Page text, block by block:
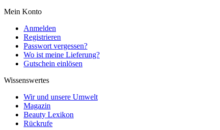
Mein Konto
Anmelden
Registrieren
Passwort vergessen?
Wo ist meine Lieferung?
Gutschein einlösen
Wissenswertes
Wir und unsere Umwelt
Magazin
Beauty Lexikon
Rückrufe